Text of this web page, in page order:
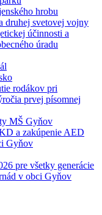
hrobu
druhej svetovej vojny
účinnosti a
úradu
rodákov pri
prvej písomnej
MŠ Gyňov
a zakúpenie AED
Gyňov
pre všetky generácie
v obci Gyňov